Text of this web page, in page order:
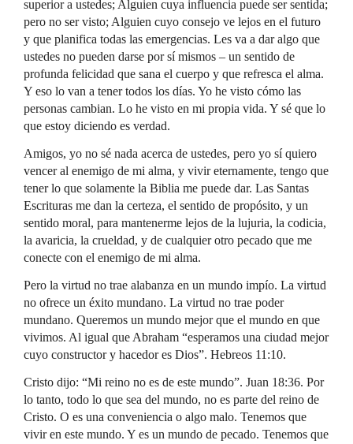
superior a ustedes; Alguien cuya influencia puede ser sentida;
pero no ser visto; Alguien cuyo consejo ve lejos en el futuro
y que planifica todas las emergencias. Les va a dar algo que
ustedes no pueden darse por sí mismos – un sentido de
profunda felicidad que sana el cuerpo y que refresca el alma.
Y eso lo van a tener todos los días. Yo he visto cómo las
personas cambian. Lo he visto en mi propia vida. Y sé que lo
que estoy diciendo es verdad.
Amigos, yo no sé nada acerca de ustedes, pero yo sí quiero
vencer al enemigo de mi alma, y vivir eternamente, tengo que
tener lo que solamente la Biblia me puede dar. Las Santas
Escrituras me dan la certeza, el sentido de propósito, y un
sentido moral, para mantenerme lejos de la lujuria, la codicia,
la avaricia, la crueldad, y de cualquier otro pecado que me
conecte con el enemigo de mi alma.
Pero la virtud no trae alabanza en un mundo impío. La virtud
no ofrece un éxito mundano. La virtud no trae poder
mundano. Queremos un mundo mejor que el mundo en que
vivimos. Al igual que Abraham “esperamos una ciudad mejor
cuyo constructor y hacedor es Dios”. Hebreos 11:10.
Cristo dijo: “Mi reino no es de este mundo”. Juan 18:36. Por
lo tanto, todo lo que sea del mundo, no es parte del reino de
Cristo. O es una conveniencia o algo malo. Tenemos que
vivir en este mundo. Y es un mundo de pecado. Tenemos que